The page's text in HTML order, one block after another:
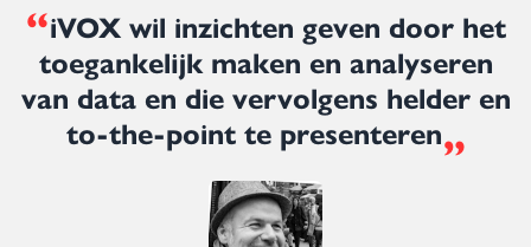
“iVOX wil inzichten geven door het
toegankelijk maken en analyseren
van data en die vervolgens helder en
to-the-point te presenteren„